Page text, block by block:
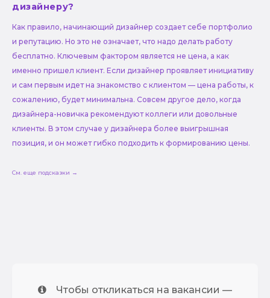
дизайнеру?
Как правило, начинающий дизайнер создает себе портфолио
и репутацию. Но это не означает, что надо делать работу
бесплатно. Ключевым фактором является не цена, а как
именно пришел клиент. Если дизайнер проявляет инициативу
и сам первым идет на знакомство с клиентом — цена работы, к
сожалению, будет минимальна. Совсем другое дело, когда
дизайнера-новичка рекомендуют коллеги или довольные
клиенты. В этом случае у дизайнера более выигрышная
позиция, и он может гибко подходить к формированию цены.
См. еще подсказки →
Чтобы откликаться на вакансии —